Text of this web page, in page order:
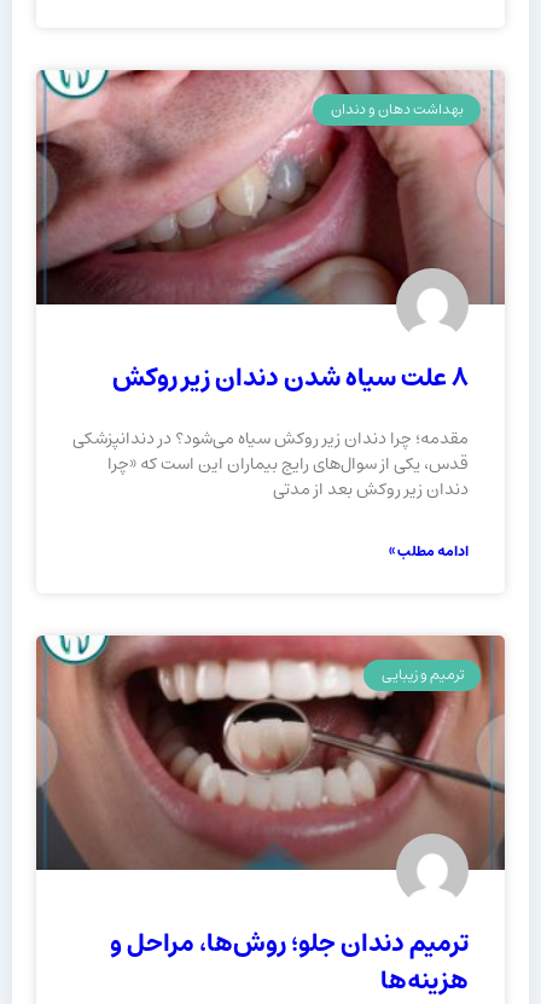
بهداشت دهان و دندان
۸ علت سیاه شدن دندان زیر روکش
مقدمه؛ چرا دندان زیر روکش سیاه می‌شود؟ در دندانپزشکی
قدس، یکی از سوال‌های رایج بیماران این است که «چرا
دندان زیر روکش بعد از مدتی
ادامه مطلب »
ترمیم و زیبایی
ترمیم دندان جلو؛ روش‌ها، مراحل و
هزینه‌ها